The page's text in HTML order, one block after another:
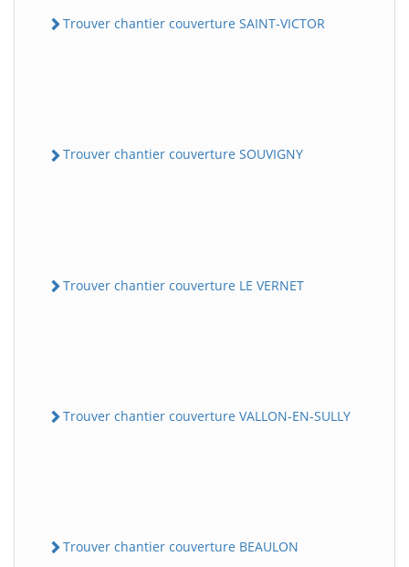
Trouver chantier couverture SAINT-VICTOR
Trouver chantier couverture SOUVIGNY
Trouver chantier couverture LE VERNET
Trouver chantier couverture VALLON-EN-SULLY
Trouver chantier couverture BEAULON